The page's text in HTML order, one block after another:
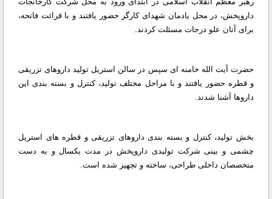
داروپخش، در محل یادمان شهدای کارگر حضور یافتند و با قرائت فاتحه،
برای آنان علو درجات مسئلت کردند.
حضرت آیت الله خامنه ای سپس در سالن استریل تولید داروهای تزریقی
و قطره حضور یافتند و با مراحل مختلف تولید، کنترل و بسته بندی این
داروها آشنا شدند.
بخش تولید، کنترل و بسته بندی داروهای تزریقی و قطره های استریل
چشمی و بینی شرکت تولیدی داروپخش در مدت یکسال و به دست
متخصصان داخلی طراحی، ساخته و تجهیز شده است.